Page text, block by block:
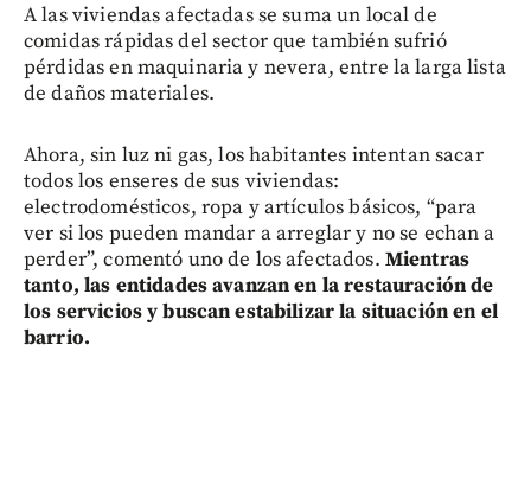
A las viviendas afectadas se suma un local de
comidas rápidas del sector que también sufrió
pérdidas en maquinaria y nevera, entre la larga lista
de daños materiales.
Ahora, sin luz ni gas, los habitantes intentan sacar
todos los enseres de sus viviendas:
electrodomésticos, ropa y artículos básicos, “para
ver si los pueden mandar a arreglar y no se echan a
perder”, comentó uno de los afectados. Mientras
tanto, las entidades avanzan en la restauración de
los servicios y buscan estabilizar la situación en el
barrio.